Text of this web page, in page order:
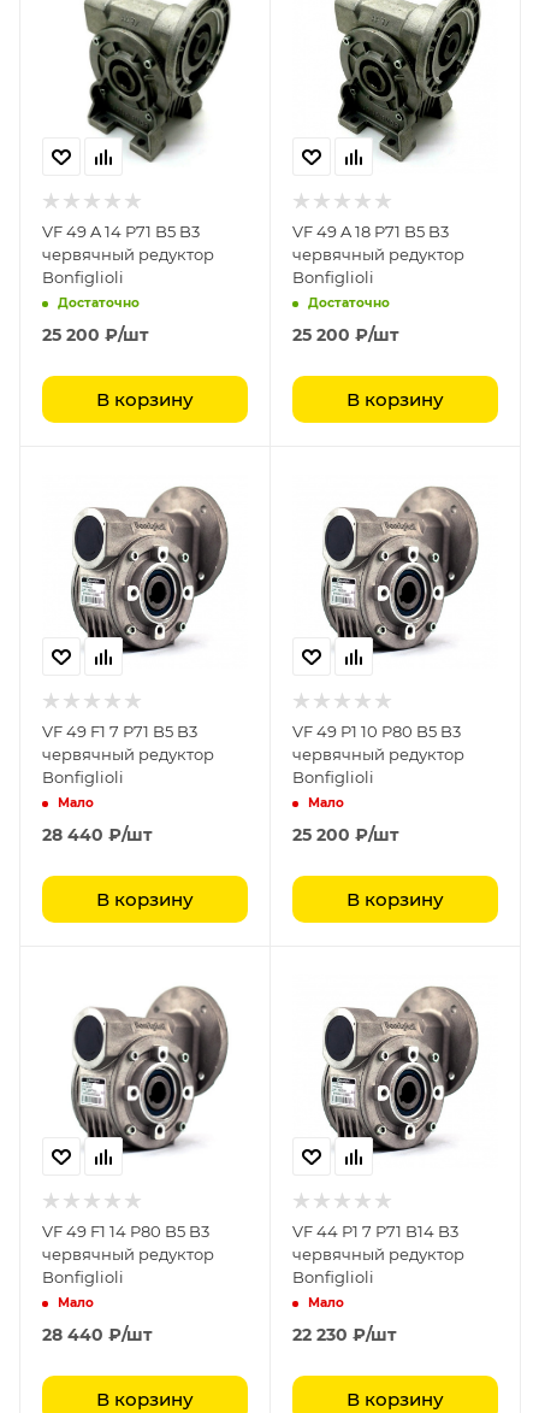
VF 49 A 14 P71 B5 B3
червячный редуктор
Bonfiglioli
Достаточно
25 200 ₽/шт
В корзину
VF 49 A 18 P71 B5 B3
червячный редуктор
Bonfiglioli
Достаточно
25 200 ₽/шт
В корзину
VF 49 F1 7 P71 B5 B3
червячный редуктор
Bonfiglioli
Мало
28 440 ₽/шт
В корзину
VF 49 P1 10 P80 B5 B3
червячный редуктор
Bonfiglioli
Мало
25 200 ₽/шт
В корзину
VF 49 F1 14 P80 B5 B3
червячный редуктор
Bonfiglioli
Мало
28 440 ₽/шт
В корзину
VF 44 P1 7 P71 B14 B3
червячный редуктор
Bonfiglioli
Мало
22 230 ₽/шт
В корзину